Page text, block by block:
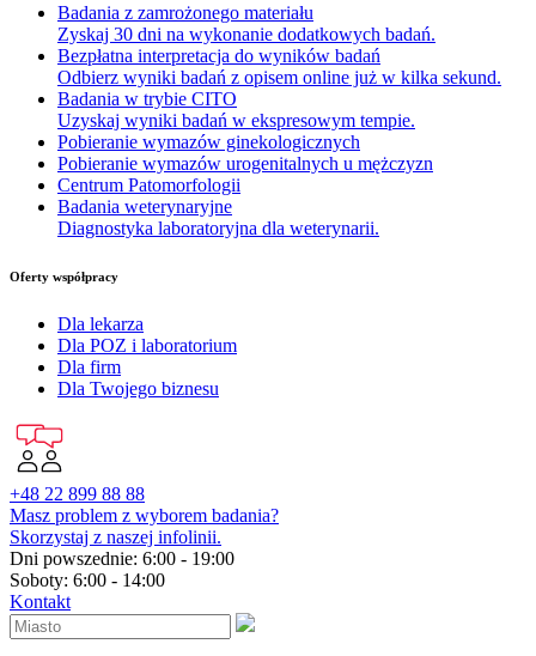
Badania z zamrożonego materiału
Zyskaj 30 dni na wykonanie dodatkowych badań.
Bezpłatna interpretacja do wyników badań
Odbierz wyniki badań z opisem online już w kilka sekund.
Badania w trybie CITO
Uzyskaj wyniki badań w ekspresowym tempie.
Pobieranie wymazów ginekologicznych
Pobieranie wymazów urogenitalnych u mężczyzn
Centrum Patomorfologii
Badania weterynaryjne
Diagnostyka laboratoryjna dla weterynarii.
Oferty współpracy
Dla lekarza
Dla POZ i laboratorium
Dla firm
Dla Twojego biznesu
+48 22 899 88 88
Masz problem z wyborem badania?
Skorzystaj z naszej infolinii.
Dni powszednie: 6:00 - 19:00
Soboty: 6:00 - 14:00
Kontakt